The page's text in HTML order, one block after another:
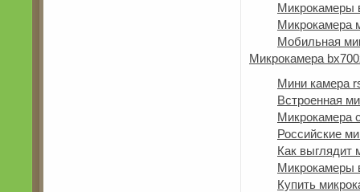
Микрокамеры
Микрокамера
Мобильная
Микрокамера
Мини камера
Встроенная
Микрокамера
Российские
Как выглядит
Микрокамеры
Купить